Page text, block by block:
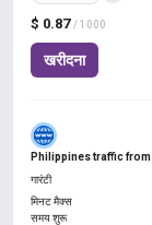
$ 0.87 / 1000
खरीदना
Philippines traffic
गारंटी
मिनट मैक्स
समय शुरू